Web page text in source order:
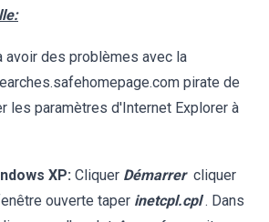
avoir des problèmes avec la
pirate de
les paramètres d'Internet Explorer à
XP: Cliquer Démarrer cliquer
ouverte taper inetcpl.cpl . Dans